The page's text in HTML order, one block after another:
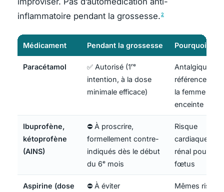
inflammatoire pendant la grossesse.2
Médicament Pendant la grossesse Pourquoi
Paracétamol
✅ Autorisé (1ʳᵉ
intention, à la dose
minimale efficace)
Antalgique de
référence
la femme
enceinte
Ibuprofène,
kétoprofène
(AINS)
⛔ À proscrire,
formellement contre-
indiqués dès le début
du 6ᵉ mois
Risque
cardiaque et
rénal pour le
fœtus
Aspirine (dose
⛔ À éviter
Mêmes